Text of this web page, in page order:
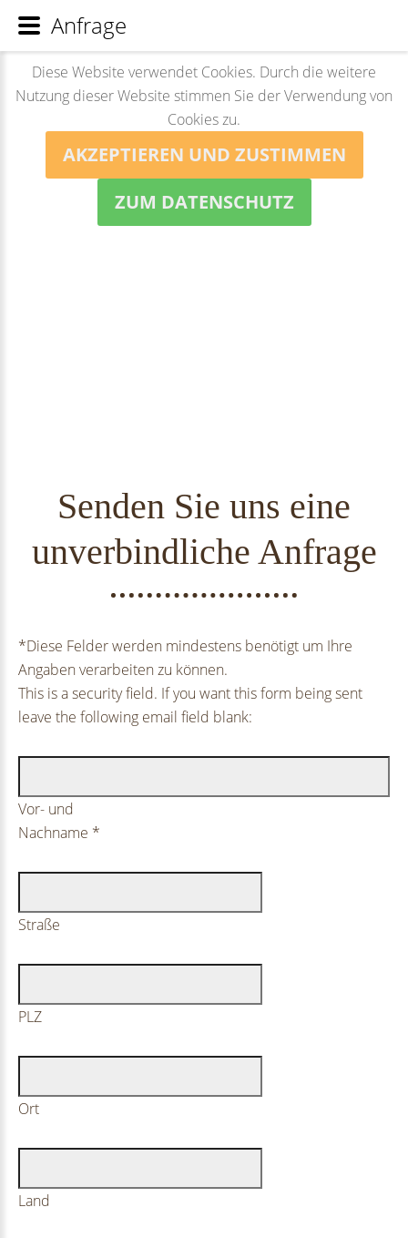
Diese Website verwendet Cookies. Durch die weitere
Nutzung dieser Website stimmen Sie der Verwendung von
Cookies zu.
AKZEPTIEREN UND ZUSTIMMEN
ZUM DATENSCHUTZ
Senden Sie uns eine
unverbindliche Anfrage
*Diese Felder werden mindestens benötigt um Ihre
Angaben verarbeiten zu können.
This is a security field. If you want this form being sent
leave the following email field blank:
Vor- und
Nachname *
Straße
PLZ
Ort
Land
Anfrage